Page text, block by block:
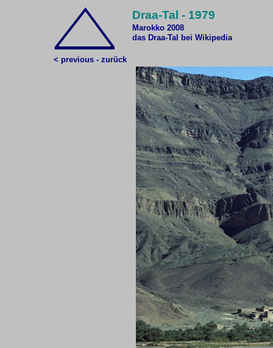
Draa-Tal - 1979
Marokko 2008
das Draa-Tal bei Wikipedia
< previous - zurück